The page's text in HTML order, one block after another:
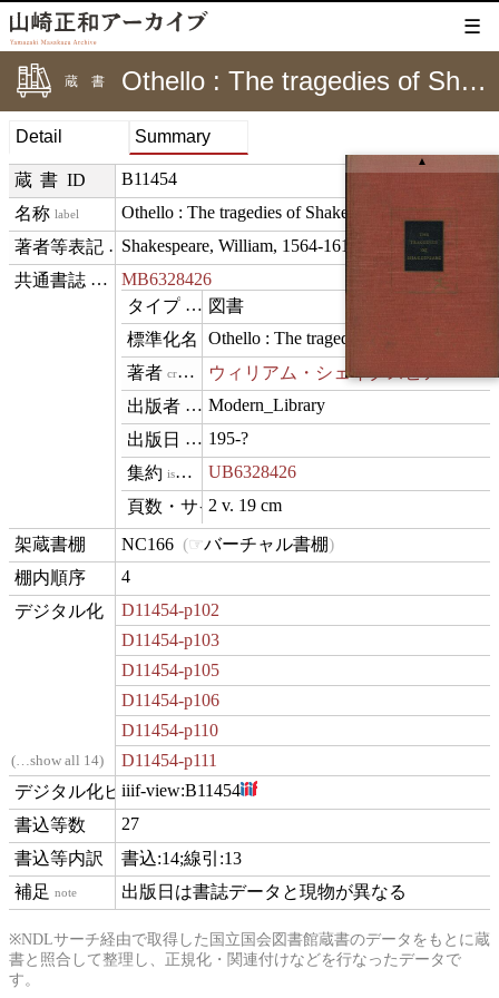
☰
蔵書 Othello : The tragedies of Shakespeare
Detail Summary
▲
蔵書ID B11454
label Othello : The tragedies of Shakespeare
creditText
Shakespeare, William, 1564-1616
exemplarOfMB6328426
type 図書
name
Othello : The tragedies of Shakespeare
creator ウィリアム・シェイクスピア
publisherModern_Library
datePublished
195-?
isVariantOf UB6328426
materialExtent
2 v. 19 cm
contentLocation
NC166 バーチャル書棚
position
4
digitization
…show all 14
D11454-p102
D11454-p103
D11454-p105
D11454-p106
D11454-p110
D11454-p111
hasView
iiif-view:B11454
commentCount
27
comment
書込:14;線引:13
note 出版日は書誌データと現物が異なる
※NDLサーチ経由で取得した国立国会図書館蔵書のデータをもとに蔵
書と照合して整理し、正規化・関連付けなどを行なったデータで
す。